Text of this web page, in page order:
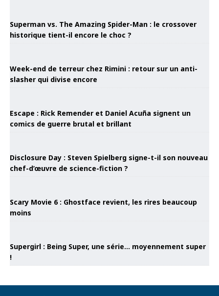
Superman vs. The Amazing Spider-Man : le crossover
historique tient-il encore le choc ?
Week-end de terreur chez Rimini : retour sur un anti-
slasher qui divise encore
Escape : Rick Remender et Daniel Acuña signent un
comics de guerre brutal et brillant
Disclosure Day : Steven Spielberg signe-t-il son nouveau
chef-d’œuvre de science-fiction ?
Scary Movie 6 : Ghostface revient, les rires beaucoup
moins
Supergirl : Being Super, une série… moyennement super
!